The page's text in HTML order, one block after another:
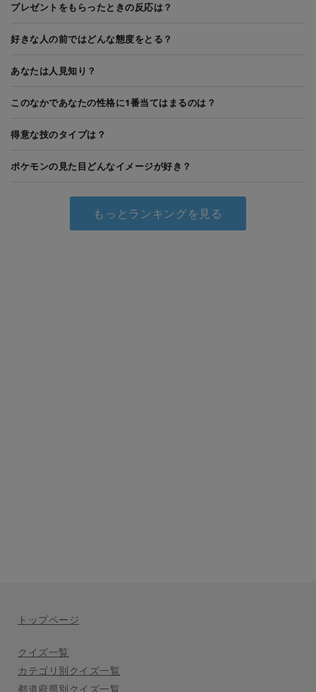
プレゼントをもらったときの反応は？
好きな人の前ではどんな態度をとる？
あなたは人見知り？
このなかであなたの性格に1番当てはまるのは？
得意な技のタイプは？
ポケモンの見た目どんなイメージが好き？
もっとランキングを見る
トップページ
クイズ一覧
カテゴリ別クイズ一覧
都道府県別クイズ一覧